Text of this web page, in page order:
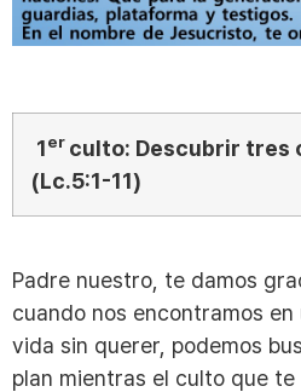
1er culto: Descubrir tres
(Lc.5:1-11)
Padre nuestro, te damos
cuando nos encontramos
vida sin querer, podemos
plan mientras el culto que te